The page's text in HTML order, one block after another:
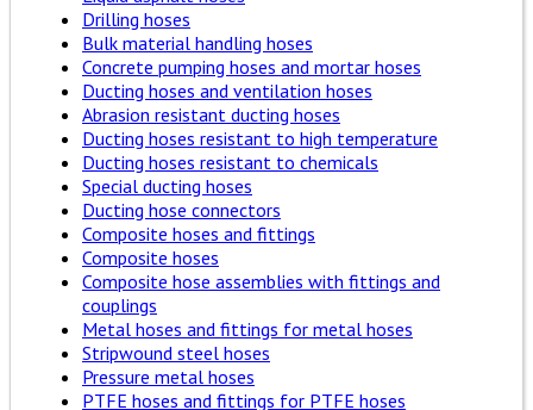
Drilling hoses
Bulk material handling hoses
Concrete pumping hoses and mortar hoses
Ducting hoses and ventilation hoses
Abrasion resistant ducting hoses
Ducting hoses resistant to high temperature
Ducting hoses resistant to chemicals
Special ducting hoses
Ducting hose connectors
Composite hoses and fittings
Composite hoses
Composite hose assemblies with fittings and
couplings
Metal hoses and fittings for metal hoses
Stripwound steel hoses
Pressure metal hoses
PTFE hoses and fittings for PTFE hoses